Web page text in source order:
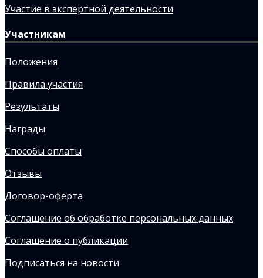
Участие в экспертной деятельности
Участникам
Положения
Правила участия
Результаты
Награды
Способы оплаты
Отзывы
Договор-оферта
Соглашение об обработке персональных данных
Соглашение о публикации
Подписаться на новости